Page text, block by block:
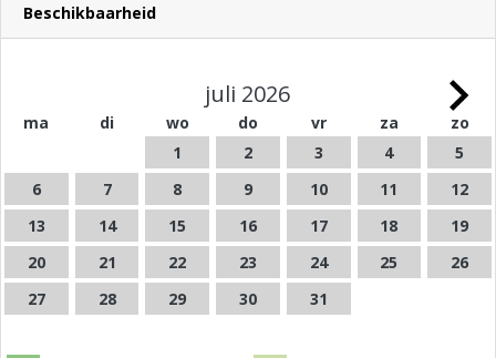
Beschikbaarheid
juli 2026
ma di wo do vr za
zo
1
2 3 4
5
6
7 8 9 10 11
12
13
14 15 16 17 18
19
20
21 22 23 24 25
26
27
28 29 30 31